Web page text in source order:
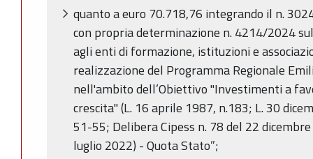
quanto a euro 70.718,76 integrando il n.
con propria determinazione n. 4214/2024
agli enti di formazione, istituzioni e
realizzazione del Programma Regionale
nell'ambito dell’Obiettivo "Investimenti a
crescita" (L. 16 aprile 1987, n.183; L. 30
51-55; Delibera Cipess n. 78 del 22
luglio 2022) - Quota Stato”;